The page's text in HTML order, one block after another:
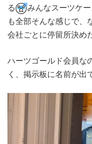
る
みんなスーツケ
も全部そんな感じで、
会社ごとに停留所決め
ハーツゴールド会員な
く、掲示板に名前が出